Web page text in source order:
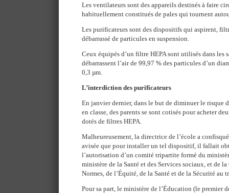
Les ventilateurs sont des appareils destinés à faire
habituellement constitués de pales qui tournent
Les purificateurs sont des dispositifs qui aspirent,
débarrassé de particules en suspension.
Ceux équipés d’un filtre HEPA sont utilisés dans les
débarrassent l’air de 99,97 % des particules d’un
0,3 µm.
L’interdiction des purificateurs
En janvier dernier, dans le but de diminuer le risque
en classe, des parents se sont cotisés pour acheter
dotés de filtres HEPA.
Malheureusement, la directrice de l’école a
avisée que pour installer un tel dispositif, il fallait
l’autorisation d’un comité tripartite formé du
ministère de la Santé et des Services sociaux, et de
Normes, de l’Équité, de la Santé et de la Sécurité au
Pour sa part, le ministère de l’Éducation (le premier